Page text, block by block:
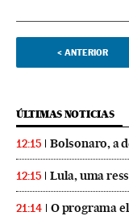
< ANTERIOR
ÚLTIMAS NOTICIAS
12:15 Bolsonaro, a
12:15 Lula, uma
21:14
O programa